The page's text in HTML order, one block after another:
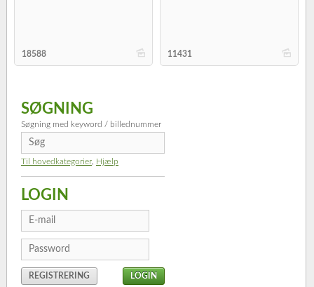
b
18588 b
11431
SØGNING
Søgning med keyword / billednummer
Til hovedkategorier Hjælp
LOGIN
REGISTRERING